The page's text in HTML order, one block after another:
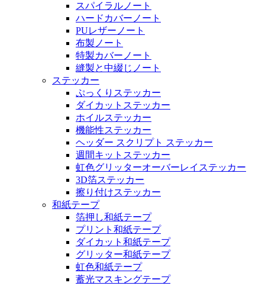
スパイラルノート
ハードカバーノート
PUレザーノート
布製ノート
特製カバーノート
縫製と中綴じノート
ステッカー
ぷっくりステッカー
ダイカットステッカー
ホイルステッカー
機能性ステッカー
ヘッダー スクリプト ステッカー
週間キットステッカー
虹色グリッターオーバーレイステッカー
3D箔ステッカー
擦り付けステッカー
和紙テープ
箔押し和紙テープ
プリント和紙テープ
ダイカット和紙テープ
グリッター和紙テープ
虹色和紙テープ
蓄光マスキングテープ